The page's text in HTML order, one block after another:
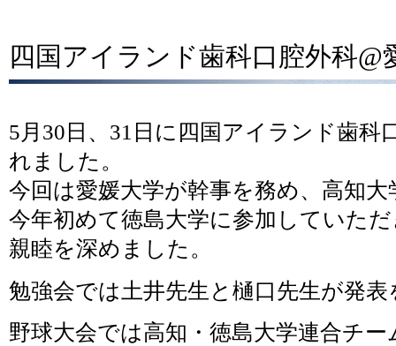
四国アイランド歯科口腔外科@
5月30日、31日に四国アイランド歯科
れました。
今回は愛媛大学が幹事を務め、高知
今年初めて徳島大学に参加していた
親睦を深めました。
勉強会では土井先生と樋口先生が発
野球大会では高知・徳島大学連合チ